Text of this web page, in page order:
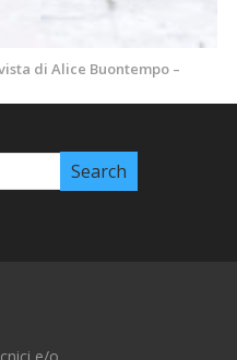
di Alice Buontempo –